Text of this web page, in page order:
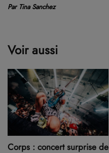
Par Tina Sanchez
Voir aussi
Corps : concert surprise de